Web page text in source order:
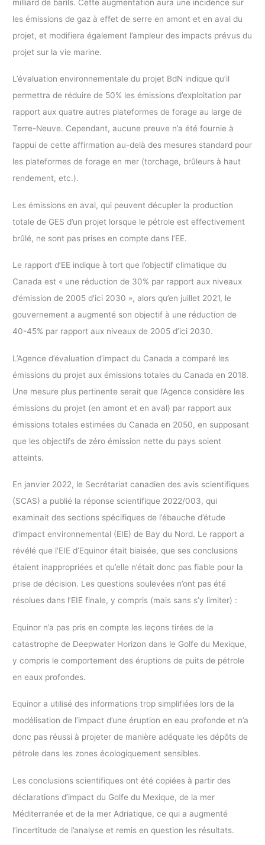
milliard de barils. Cette augmentation aura une incidence sur
les émissions de gaz à effet de serre en amont et en aval du
projet, et modifiera également l’ampleur des impacts prévus du
projet sur la vie marine.
L’évaluation environnementale du projet BdN indique qu’il
permettra de réduire de 50% les émissions d’exploitation par
rapport aux quatre autres plateformes de forage au large de
Terre-Neuve. Cependant, aucune preuve n’a été fournie à
l’appui de cette affirmation au-delà des mesures standard pour
les plateformes de forage en mer (torchage, brûleurs à haut
rendement, etc.).
Les émissions en aval, qui peuvent décupler la production
totale de GES d’un projet lorsque le pétrole est effectivement
brûlé, ne sont pas prises en compte dans l’EE.
Le rapport d’EE indique à tort que l’objectif climatique du
Canada est « une réduction de 30% par rapport aux niveaux
d’émission de 2005 d’ici 2030 », alors qu’en juillet 2021, le
gouvernement a augmenté son objectif à une réduction de
40-45% par rapport aux niveaux de 2005 d’ici 2030.
L’Agence d’évaluation d’impact du Canada a comparé les
émissions du projet aux émissions totales du Canada en 2018.
Une mesure plus pertinente serait que l’Agence considère les
émissions du projet (en amont et en aval) par rapport aux
émissions totales estimées du Canada en 2050, en supposant
que les objectifs de zéro émission nette du pays soient
atteints.
En janvier 2022, le Secrétariat canadien des avis scientifiques
(SCAS) a publié la réponse scientifique 2022/003, qui
examinait des sections spécifiques de l’ébauche d’étude
d’impact environnemental (EIE) de Bay du Nord. Le rapport a
révélé que l’EIE d’Equinor était biaisée, que ses conclusions
étaient inappropriées et qu’elle n’était donc pas fiable pour la
prise de décision. Les questions soulevées n’ont pas été
résolues dans l’EIE finale, y compris (mais sans s’y limiter) :
Equinor n’a pas pris en compte les leçons tirées de la
catastrophe de Deepwater Horizon dans le Golfe du Mexique,
y compris le comportement des éruptions de puits de pétrole
en eaux profondes.
Equinor a utilisé des informations trop simplifiées lors de la
modélisation de l’impact d’une éruption en eau profonde et n’a
donc pas réussi à projeter de manière adéquate les dépôts de
pétrole dans les zones écologiquement sensibles.
Les conclusions scientifiques ont été copiées à partir des
déclarations d’impact du Golfe du Mexique, de la mer
Méditerranée et de la mer Adriatique, ce qui a augmenté
l’incertitude de l’analyse et remis en question les résultats.